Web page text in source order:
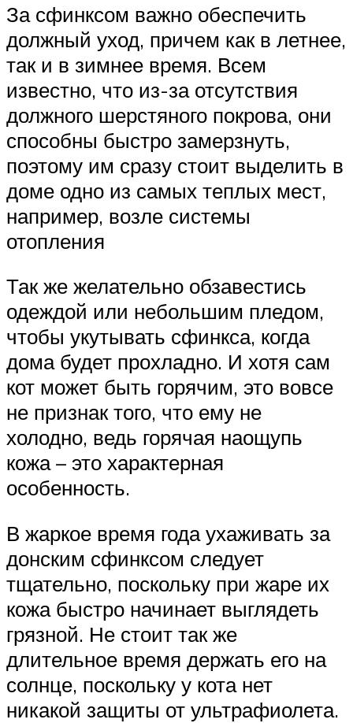
За сфинксом важно обеспечить
должный уход, причем как в летнее,
так и в зимнее время. Всем
известно, что из-за отсутствия
должного шерстяного покрова, они
способны быстро замерзнуть,
поэтому им сразу стоит выделить в
доме одно из самых теплых мест,
например, возле системы
отопления
Так же желательно обзавестись
одеждой или небольшим пледом,
чтобы укутывать сфинкса, когда
дома будет прохладно. И хотя сам
кот может быть горячим, это вовсе
не признак того, что ему не
холодно, ведь горячая наощупь
кожа – это характерная
особенность.
В жаркое время года ухаживать за
донским сфинксом следует
тщательно, поскольку при жаре их
кожа быстро начинает выглядеть
грязной. Не стоит так же
длительное время держать его на
солнце, поскольку у кота нет
никакой защиты от ультрафиолета.